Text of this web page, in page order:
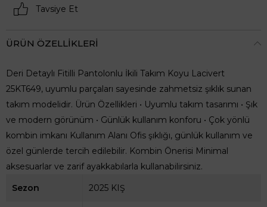
Tavsiye Et
ÜRÜN ÖZELLIKLERI
Deri Detaylı Fitilli Pantolonlu İkili Takım Koyu Lacivert
25KT649, uyumlu parçaları sayesinde zahmetsiz şıklık sunan
takım modelidir. Ürün Özellikleri • Uyumlu takım tasarımı • Şık
ve modern görünüm • Günlük kullanım konforu • Çok yönlü
kombin imkanı Kullanım Alanı Ofis şıklığı, günlük kullanım ve
özel günlerde tercih edilebilir. Kombin Önerisi Minimal
aksesuarlar ve zarif ayakkabılarla kullanabilirsiniz.
Sezon
2025 KIŞ